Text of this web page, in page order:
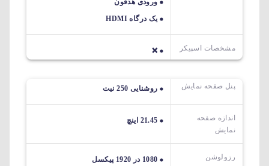
ورودی هدفون
یک درگاه HDMI
مشخصات اسپیکر ❌
پنل صفحه نمایش روشنایی 250 نیت
اندازه صفحه
نمایش
21.45 اینچ
رزولوشن 1080 در 1920 پیکسل